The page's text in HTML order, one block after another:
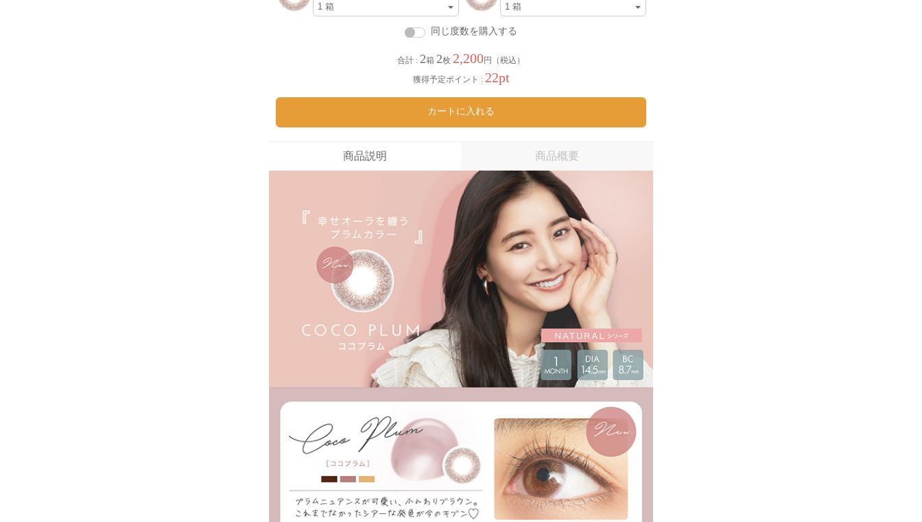
同じ度数を購入する
合計 : 2箱 2枚 2,200円（税込）
獲得予定ポイント : 22pt
カートに入れる
商品説明 商品概要